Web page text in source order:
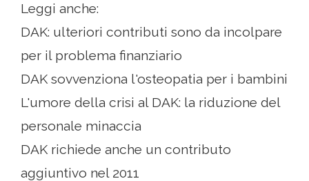
Leggi anche:
DAK: ulteriori contributi sono da incolpare
per il problema finanziario
DAK sovvenziona l'osteopatia per i bambini
L'umore della crisi al DAK: la riduzione del
personale minaccia
DAK richiede anche un contributo
aggiuntivo nel 2011